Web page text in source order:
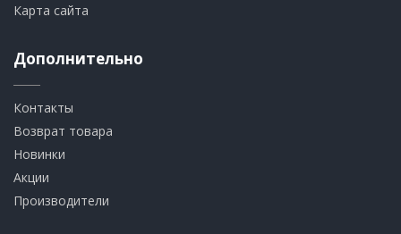
Карта сайта
Дополнительно
Контакты
Возврат товара
Новинки
Акции
Производители